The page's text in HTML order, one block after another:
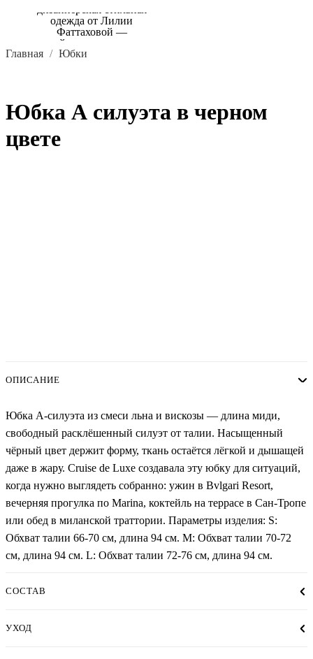
Главная Юбки
Юбка А силуэта в черном
цвете
ОПИСАНИЕ
Юбка А-силуэта из смеси льна и вискозы — длина миди,
свободный расклёшенный силуэт от талии. Насыщенный
чёрный цвет держит форму, ткань остаётся лёгкой и дышащей
даже в жару. Cruise de Luxe создавала эту юбку для ситуаций,
когда нужно выглядеть собранно: ужин в Bvlgari Resort,
вечерняя прогулка по Marina, коктейль на террасе в Сан-Тропе
или обед в миланской траттории. Параметры изделия: S:
Обхват талии 66-70 см, длина 94 см. M: Обхват талии 70-72
см, длина 94 см. L: Обхват талии 72-76 см, длина 94 см.
СОСТАВ
УХОД